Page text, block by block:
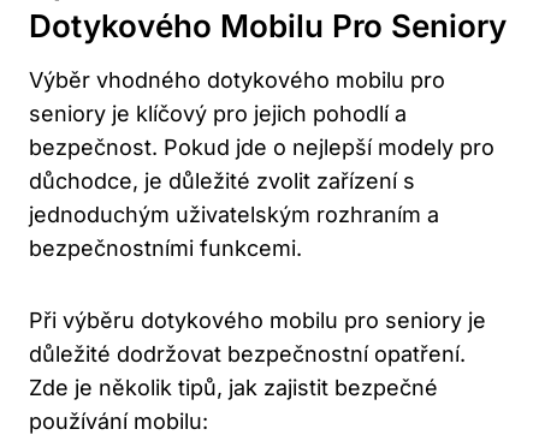
Dotykového Mobilu Pro Seniory
Výběr vhodného dotykového mobilu pro
seniory je klíčový pro jejich pohodlí a
bezpečnost. Pokud jde o nejlepší modely pro
důchodce, je důležité zvolit zařízení s
jednoduchým uživatelským rozhraním a
bezpečnostními funkcemi.
Při výběru dotykového mobilu pro seniory je
důležité dodržovat bezpečnostní opatření.
Zde je několik tipů, jak zajistit bezpečné
používání mobilu: